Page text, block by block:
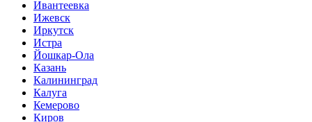
Ивантеевка
Ижевск
Иркутск
Истра
Йошкар-Ола
Казань
Калининград
Калуга
Кемерово
Киров